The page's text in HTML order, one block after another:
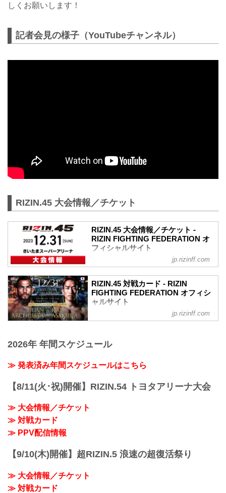
しくお願いします！
記者会見の様子（YouTubeチャンネル）
RIZIN.45 大会情報／チケット
RIZIN.45 大会情報／チケット -
RIZIN FIGHTING FEDERATION オ
フィシャルサイト
2023年12月31日（日）12:00開場（予
定）/ 14:00開始（予定）
※開場・開始時間は予定です。決定次第
RIZIN FFオフィシャルサイトにてご案内
JR京浜東北線・JR上野東京ライン（宇都
ら徒歩3分
たまアリ△タウン ー キテ、ミテ、ジッカ
jp.rizinff.com
RIZIN.45 対戦カード - RIZIN
FIGHTING FEDERATION オフィシ
ャルサイト
フアン・アーチュレッタ vs. 朝倉海
フアン・アーチュレッタ vs. 朝倉海
フライ級タイトルマッチ
堀口恭司 vs. 神龍誠
クレベル・コイケ vs. 斎藤裕
jp.rizinff.com
2026年 年間スケジュール
≫ 発表済み年間スケジュールはこちら
【8/11(火･祝)開催】RIZIN.54 トヨタアリーナ大会
≫ 大会情報／チケット
≫ 対戦カード
≫ PPV配信情報
【9/10(木)開催】超RIZIN.5 浪速の超復活祭り
≫ 大会情報／チケット
≫ 対戦カード